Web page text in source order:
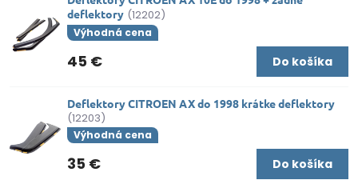
deflektory (12202)
Výhodná cena
45 € Do košíka
Deflektory CITROEN AX do 1998 krátke deflektory
(12203)
Výhodná cena
35 € Do košíka